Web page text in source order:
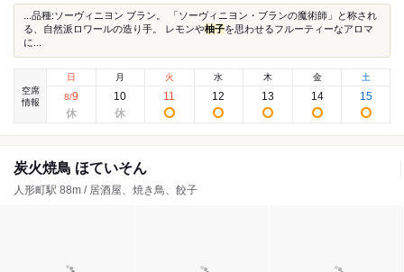
...品種:ソーヴィニヨン ブラン。 「ソーヴィニヨン・ブランの魔術師」と称され
る、自然派ロワールの造り手。 レモンや柚子を思わせるフルーティーなアロマ
に...
空席
情報
日
8/9
月
10
火
11
水
12
木
13
金
14
土
15
炭火焼鳥 ほていそん
人形町駅 88m / 居酒屋、焼き鳥、餃子